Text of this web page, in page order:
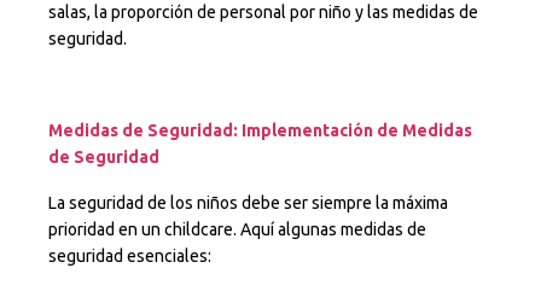
salas, la proporción de personal por niño y las medidas de
seguridad.
Medidas de Seguridad: Implementación de Medidas
de Seguridad
La seguridad de los niños debe ser siempre la máxima
prioridad en un childcare. Aquí algunas medidas de
seguridad esenciales: